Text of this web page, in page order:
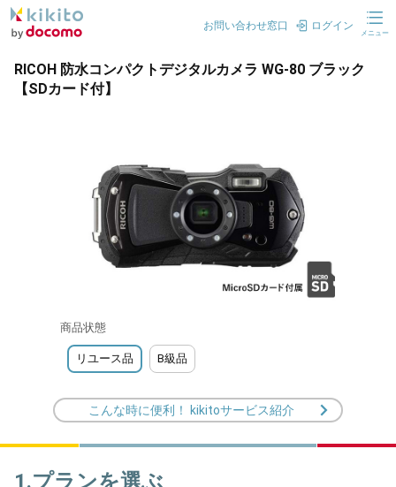
お問い合わせ窓口 ログイン
メニュー
RICOH 防水コンパクトデジタルカメラ WG-80 ブラック
【SDカード付】
商品状態
リユース品 B級品
こんな時に便利！ kikitoサービス紹介
1.プランを選ぶ